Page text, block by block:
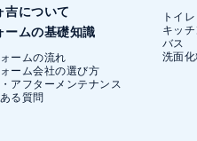
吉について
ームの基礎知識
ームの流れ
ーム会社の選び方
アフターメンテナンス
る質問
トイレ
キッチ
バス
洗面